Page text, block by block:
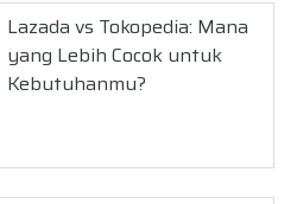
Lazada vs Tokopedia: Mana
yang Lebih Cocok untuk
Kebutuhanmu?